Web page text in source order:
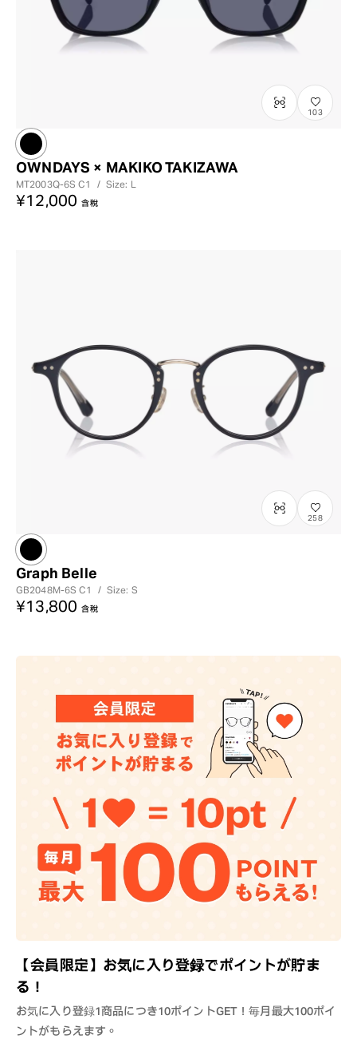
【会員限定】お気に入り登録でポイントが貯ま
る！
お気に入り登録1商品につき10ポイントGET！毎月最大100ポイ
ントがもらえます。
103
OWNDAYS × MAKIKO TAKIZAWA
MT2003Q-6SC1 / Size: L
¥12,000 含稅
258
Graph Belle
GB2048M-6SC1 / Size: S
¥13,800 含稅